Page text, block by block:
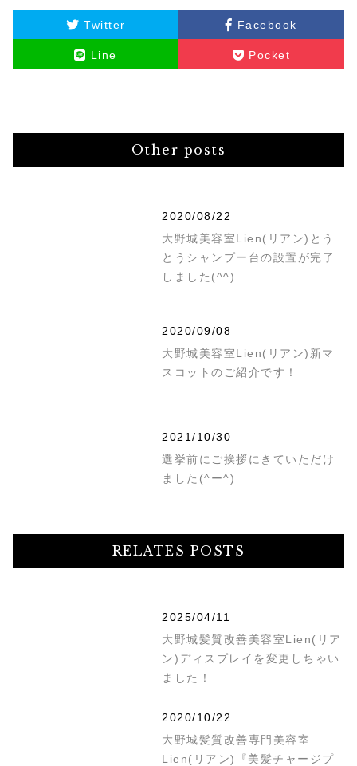
Twitter Facebook
Line Pocket
Other posts
2020/08/22
大野城美容室Lien(リアン)とう
とうシャンプー台の設置が完了
しました(^^)
2020/09/08
大野城美容室Lien(リアン)新マ
スコットのご紹介です！
2021/10/30
選挙前にご挨拶にきていただけ
ました(^ー^)
RELATES POSTS
2025/04/11
大野城髪質改善美容室Lien(リア
ン)ディスプレイを変更しちゃい
ました！
2020/10/22
大野城髪質改善専門美容室
Lien(リアン)『美髪チャージプ